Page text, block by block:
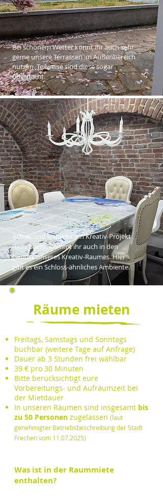
Bei schönem Wetter könnt ihr auch sehr
gerne unsere Terrassen im Außenbereich
nutzen. Teilweise sind diese sogar
überdacht.
Ach ja: und wenn ihr ein Kreativ-Projekt
dazu bucht, kommt ihr auch in den
Genuss unseres Kreativ-Raumes. Hier
gibt es ein Schloss-ähnliches Ambiente.
Räume mieten
Freitags, Samstags und Sonntags
buchbar (weitere Tage auf Anfrage)
Dauer ab 3 Stunden frei wählbar
39 € pro 30 Minuten
Bitte berücksichtigt eure
Vorbereitungs- und Aufräumzeit bei
der Mietdauer​​
In unseren Räumen sind insgesamt bis
zu 50 Personen zugelassen (laut
genehmigter Betriebsbeschreibung der Stadt
Frechen vom 11.07.2025)
Was ist in der Raummiete
enthalten?